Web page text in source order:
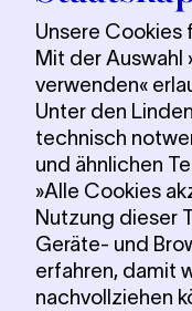
Unsere Cookies
Mit der
verwenden«
Unter den
technisch
und ähnlichen
»Alle Cookies
Nutzung dieser
Geräte- und
erfahren, damit
nachvollziehen